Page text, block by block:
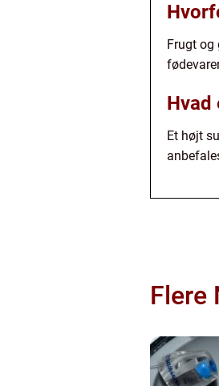
Frugt og
Hvad
Et højt
Flere